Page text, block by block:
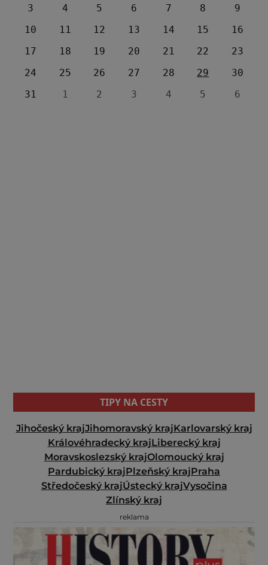
3
4 5 6 7 8
9
10
11 12 13 14 15
16
17
18 19 20 21 22
23
24
25 26 27 28 29
30
31
1 2 3 4 5 6
TIPY NA CESTY
Jihočeský krajJihomoravský krajKarlovarský kraj
Královéhradecký krajLiberecký kraj
Moravskoslezský krajOlomoucký kraj
Pardubický krajPlzeňský krajPraha
Středočeský krajÚstecký krajVysočina
Zlínský kraj
reklama